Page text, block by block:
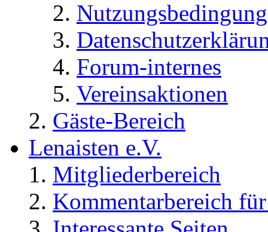
Forum-internes
Vereinsaktionen
Gäste-Bereich
Lenaisten e.V.
Mitgliederbereich
Kommentarbereich